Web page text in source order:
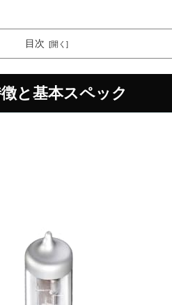
目次
と基本スペック